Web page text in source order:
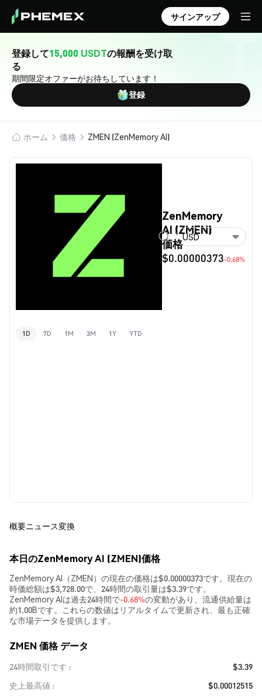
サインアップ
登録して15,000 USDTの報酬を受け取
る
期間限定オファーがお待ちしています！
登録
ホーム 価格 ZMEN (ZenMemory AI)
ZenMemory
AI (ZMEN)
価格
$0.00000373-0.68%
USD
1D 7D 1M 3M 1Y YTD
概要ニュース変換
本日のZenMemory AI (ZMEN)価格
ZenMemory AI（ZMEN）の現在の価格は$0.00000373です。現在の
時価総額は$3,728.00で、24時間の取引量は$3.39です。
ZenMemory AIは過去24時間で-0.68%の変動があり、流通供給量は
約1.00Bです。これらの数値はリアルタイムで更新され、最も正確
な市場データを提供します。
ZMEN 価格 データ
24時間取引です
$3.39
史上最高値
$0.00012515